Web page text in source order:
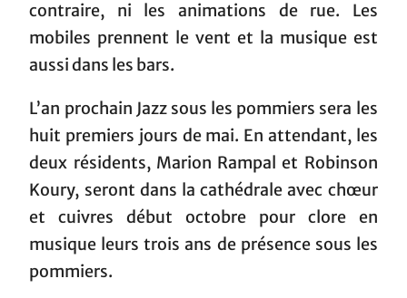
contraire, ni les animations de rue. Les
mobiles prennent le vent et la musique est
aussi dans les bars.
L’an prochain Jazz sous les pommiers sera les
huit premiers jours de mai. En attendant, les
deux résidents, Marion Rampal et Robinson
Koury, seront dans la cathédrale avec chœur
et cuivres début octobre pour clore en
musique leurs trois ans de présence sous les
pommiers.